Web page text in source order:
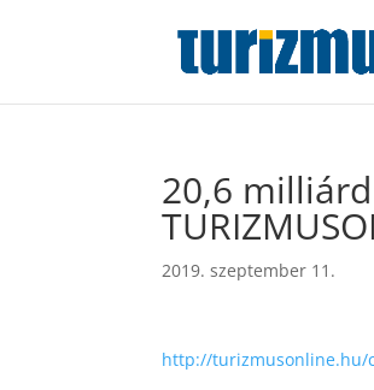
20,6
2019. szeptember 11.
http://turizmusonline.hu/